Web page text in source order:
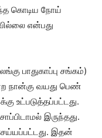
கொடிய நோய்
என்பது
பாதுகாப்பு சங்கம்)
நான்கு வயது பெண்
உட்படுத்தப்பட்டது.
இருந்தது.
இதன்